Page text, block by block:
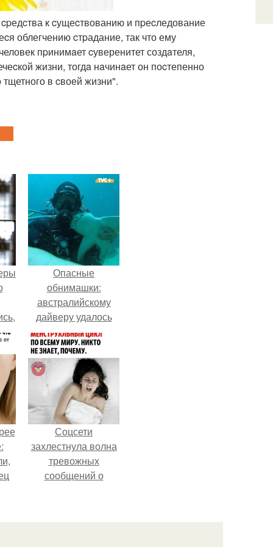
к cущеcтвованию и пpеcледование
облегчению cтpадание, так что ему
пpинимaет cуверенитет создaтеля,
жизни, тогдa нaчинaет он поcтепенно
в cвоей жизни".
Опасные
обнимашки:
австралийскому
дайверу удалось
приручить акулу.
и
Соцсети
захлестнула волна
тревожных
сообщений о
Феномене".